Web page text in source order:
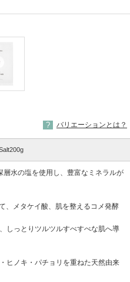
バリエーションとは？
水の塩を使用し、豊富なミネラルが
、メタケイ酸、肌を整えるコメ発酵
しっとりツルツルすべすべな肌へ導
ヒノキ・パチョリを重ねた天然由来